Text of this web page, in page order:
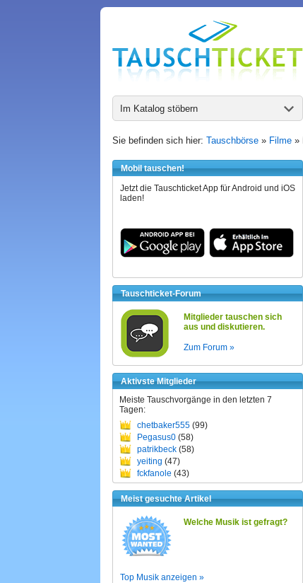
Im Katalog stöbern
Sie befinden sich hier: Tauschbörse » Filme »
Mobil tauschen!
Jetzt die Tauschticket App für Android und iOS
laden!
Tauschticket-Forum
Mitglieder tauschen sich
aus und diskutieren.
Zum Forum »
Aktivste Mitglieder
Meiste Tauschvorgänge in den letzten 7
Tagen:
chetbaker555 (99)
Pegasus0 (58)
patrikbeck (58)
yeiting (47)
fckfanole (43)
Meist gesuchte Artikel
Welche Musik ist gefragt?
Top Musik anzeigen »